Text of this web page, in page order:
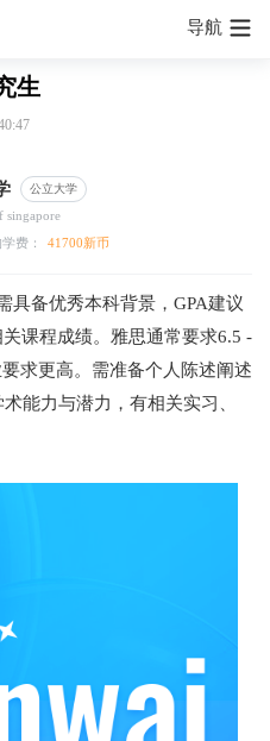
导航
生
公立大学
singapore
费： 41700新币
具备优秀本科背景，GPA建议
课程成绩。雅思通常要求6.5 -
求更高。需准备个人陈述阐述
能力与潜力，有相关实习、